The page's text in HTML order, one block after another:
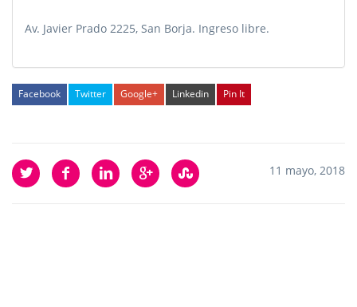
Av. Javier Prado 2225, San Borja. Ingreso libre.
Facebook Twitter Google+ Linkedin Pin It
11 mayo, 2018